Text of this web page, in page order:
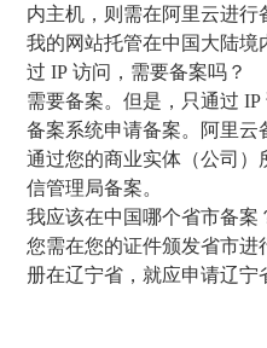
内主机，则需在阿里云进行
我的网站托管在中国大陆境
过 IP 访问，需要备案吗？
需要备案。但是，只通过
备案系统申请备案。阿里云
通过您的商业实体（公司）
信管理局备案。
我应该在中国哪个省市备案
您需在您的证件颁发省市进
册在辽宁省，就应申请辽宁